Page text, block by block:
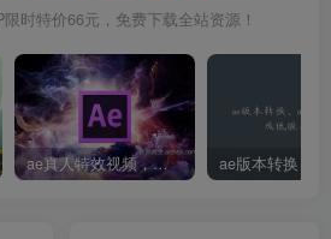
限时特价66元，免费下载全站资源！
ae真人特效视频，大学生第一次做ppt怎么做